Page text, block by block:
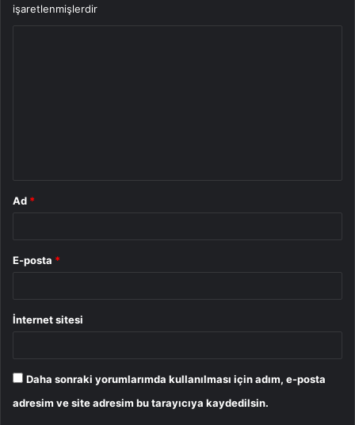
işaretlenmişlerdir
Ad *
E-posta *
İnternet sitesi
Daha sonraki yorumlarımda kullanılması için adım, e-posta
adresim ve site adresim bu tarayıcıya kaydedilsin.